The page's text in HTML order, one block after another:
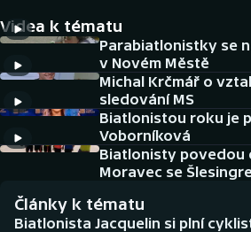
DALŠÍ SPORTY
Americký fotbal
Baseball a softbal
Biatlon
NEPŘEHLÉDNĚTE
Historické návraty
Aplikace ČT sport
Videa k tématu
Parabiatlonistky se
v Novém Městě
Michal Krčmář o
sledování MS
Biatlonistou roku je
Voborníková
Biatlonisty povedou
Moravec se
Články k tématu
Biatlonista Jacquelin si plní